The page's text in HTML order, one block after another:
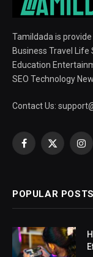
Tamildada is provide
Business Travel
Education
SEO Technology
Contact Us:
Facebook
X
POPULAR POSTS